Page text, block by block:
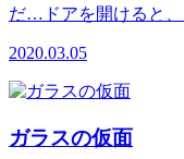
だ…ドアを開けると
2020.03.05
ガラスの仮面